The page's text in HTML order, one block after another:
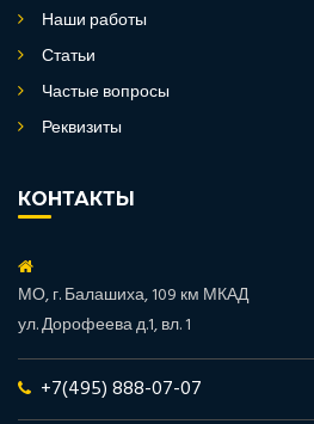
Наши работы
Статьи
Частые вопросы
Реквизиты
КОНТАКТЫ
МО, г. Балашиха, 109 км МКАД
ул. Дорофеева д.1, вл. 1
+7(495) 888-07-07